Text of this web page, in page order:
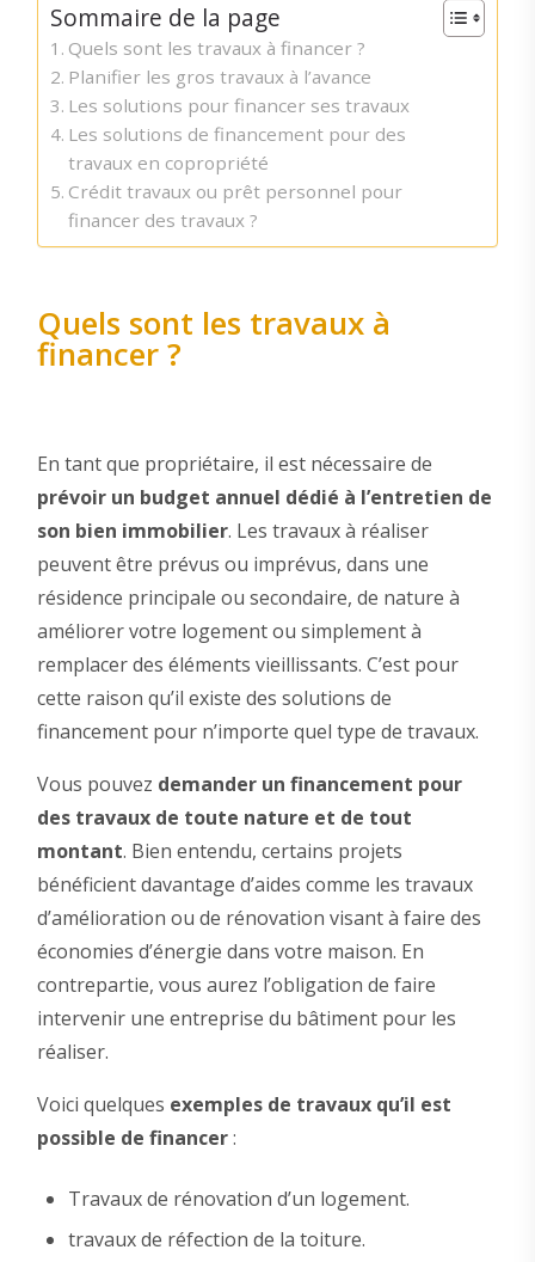
Sommaire de la page
Quels sont les travaux à financer ?
Planifier les gros travaux à l’avance
Les solutions pour financer ses travaux
Les solutions de financement pour des
travaux en copropriété
Crédit travaux ou prêt personnel pour
financer des travaux ?
Quels sont les travaux à
financer ?
En tant que propriétaire, il est nécessaire de
prévoir un budget annuel dédié à l’entretien de
son bien immobilier. Les travaux à réaliser
peuvent être prévus ou imprévus, dans une
résidence principale ou secondaire, de nature à
améliorer votre logement ou simplement à
remplacer des éléments vieillissants. C’est pour
cette raison qu’il existe des solutions de
financement pour n’importe quel type de travaux.
Vous pouvez demander un financement pour
des travaux de toute nature et de tout
montant. Bien entendu, certains projets
bénéficient davantage d’aides comme les travaux
d’amélioration ou de rénovation visant à faire des
économies d’énergie dans votre maison. En
contrepartie, vous aurez l’obligation de faire
intervenir une entreprise du bâtiment pour les
réaliser.
Voici quelques exemples de travaux qu’il est
possible de financer:
Travaux de rénovation d’un logement.
travaux de réfection de la toiture.